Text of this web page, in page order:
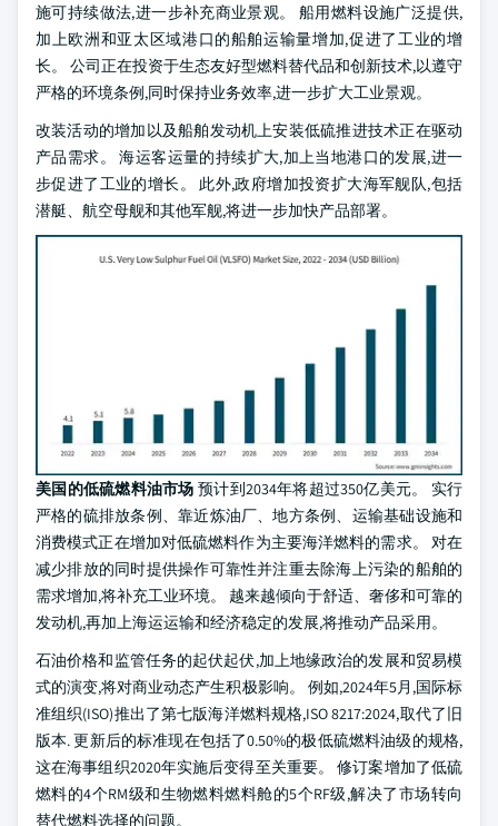
施可持续做法,进一步补充商业景观。 船用燃料设施广泛提供,
加上欧洲和亚太区域港口的船舶运输量增加,促进了工业的增
长。 公司正在投资于生态友好型燃料替代品和创新技术,以遵守
严格的环境条例,同时保持业务效率,进一步扩大工业景观。
改装活动的增加以及船舶发动机上安装低硫推进技术正在驱动
产品需求。 海运客运量的持续扩大,加上当地港口的发展,进一
步促进了工业的增长。 此外,政府增加投资扩大海军舰队,包括
潜艇、航空母舰和其他军舰,将进一步加快产品部署。
美国的低硫燃料油市场 预计到2034年将超过350亿美元。 实行
严格的硫排放条例、靠近炼油厂、地方条例、运输基础设施和
消费模式正在增加对低硫燃料作为主要海洋燃料的需求。 对在
减少排放的同时提供操作可靠性并注重去除海上污染的船舶的
需求增加,将补充工业环境。 越来越倾向于舒适、奢侈和可靠的
发动机,再加上海运运输和经济稳定的发展,将推动产品采用。
石油价格和监管任务的起伏起伏,加上地缘政治的发展和贸易模
式的演变,将对商业动态产生积极影响。 例如,2024年5月,国际标
准组织(ISO)推出了第七版海洋燃料规格,ISO 8217:2024,取代了旧
版本. 更新后的标准现在包括了0.50%的极低硫燃料油级的规格,
这在海事组织2020年实施后变得至关重要。 修订案增加了低硫
燃料的4个RM级和生物燃料燃料舱的5个RF级,解决了市场转向
替代燃料选择的问题。